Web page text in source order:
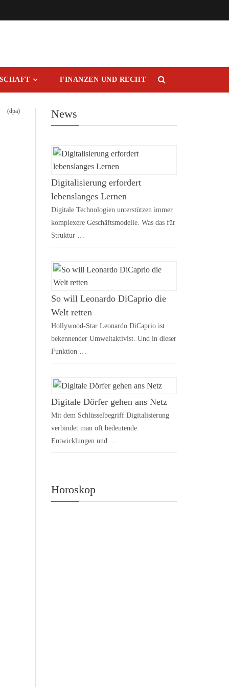
FINANZEN UND RECHT
(dpa) News
Digitalisierung erfordert
lebenslanges Lernen
Digitale Technologien unterstützen immer
komplexere Geschäftsmodelle. Was das für
Struktur …
So will Leonardo DiCaprio die
Welt retten
Hollywood-Star Leonardo DiCaprio ist
bekennender Umweltaktivist. Und in dieser
Funktion …
Digitale Dörfer gehen ans Netz
Mit dem Schlüsselbegriff Digitalisierung
verbindet man oft bedeutende
Entwicklungen und …
Horoskop